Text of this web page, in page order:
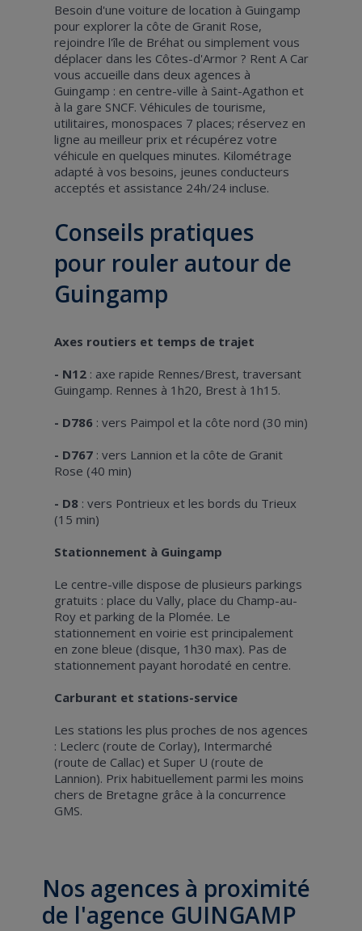
Besoin d'une voiture de location à Guingamp
pour explorer la côte de Granit Rose,
rejoindre l'île de Bréhat ou simplement vous
déplacer dans les Côtes-d'Armor ? Rent A Car
vous accueille dans deux agences à
Guingamp : en centre-ville à Saint-Agathon et
à la gare SNCF. Véhicules de tourisme,
utilitaires, monospaces 7 places; réservez en
ligne au meilleur prix et récupérez votre
véhicule en quelques minutes. Kilométrage
adapté à vos besoins, jeunes conducteurs
acceptés et assistance 24h/24 incluse.
Conseils pratiques
pour rouler autour de
Guingamp
Axes routiers et temps de trajet
- N12: axe rapide Rennes/Brest, traversant
Guingamp. Rennes à 1h20, Brest à 1h15.
- D786: vers Paimpol et la côte nord (30 min)
- D767: vers Lannion et la côte de Granit
Rose (40 min)
- D8 : vers Pontrieux et les bords du Trieux
(15 min)
Stationnement à Guingamp
Le centre-ville dispose de plusieurs parkings
gratuits : place du Vally, place du Champ-au-
Roy et parking de la Plomée. Le
stationnement en voirie est principalement
en zone bleue (disque, 1h30 max). Pas de
stationnement payant horodaté en centre.
Carburant et stations-service
Les stations les plus proches de nos agences
: Leclerc (route de Corlay), Intermarché
(route de Callac) et Super U (route de
Lannion). Prix habituellement parmi les moins
chers de Bretagne grâce à la concurrence
GMS.
Nos agences à proximité
de l'agence GUINGAMP